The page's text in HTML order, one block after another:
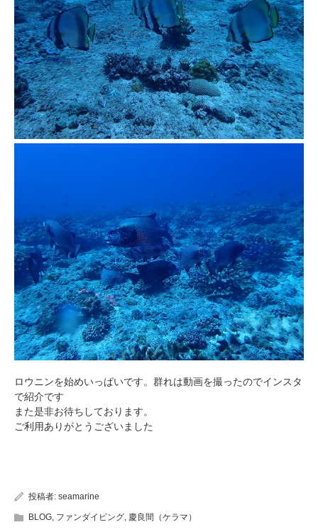
ロウニンを始めいっぱいです。群れは動画を撮ったのでインスタ
で紹介です
また是非お待ちしております。
ご利用ありがとうございました
投稿者: seamarine
BLOG, ファンダイビング, 慶良間（ケラマ）